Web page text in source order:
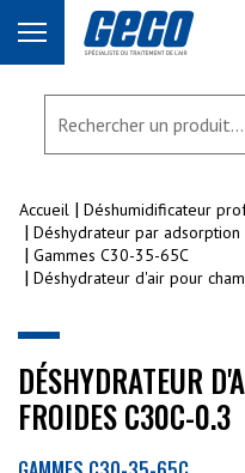
Accueil
Déshumidificateur
Déshydrateur par adsorption
Gammes C30-35-65C
Déshydrateur d'air pour
DÉSHYDRATEUR
FROIDES C30C-0.3